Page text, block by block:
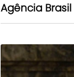
Agência Brasil